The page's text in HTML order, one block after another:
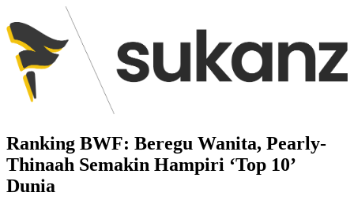
Ranking BWF: Beregu Wanita, Pearly-
Thinaah Semakin Hampiri ‘Top 10’
Dunia